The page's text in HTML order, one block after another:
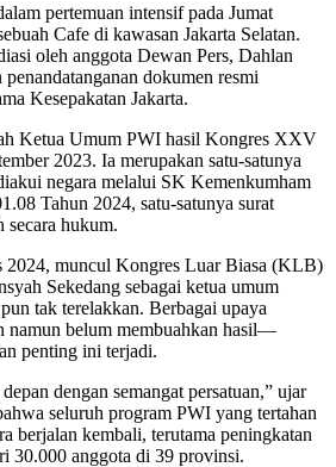
pertemuan intensif pada Jumat
Cafe di kawasan Jakarta Selatan.
oleh anggota Dewan Pers, Dahlan
dokumen resmi
Kesepakatan Jakarta.
Ketua Umum PWI hasil Kongres XXV
2023. Ia merupakan satu-satunya
negara melalui SK Kemenkumham
Tahun 2024, satu-satunya surat
secara hukum.
2024, muncul Kongres Luar Biasa (KLB)
Sekedang sebagai ketua umum
tak terelakkan. Berbagai upaya
namun belum membuahkan hasil—
penting ini terjadi.
dengan semangat persatuan,” ujar
seluruh program PWI yang tertahan
berjalan kembali, terutama peningkatan
30.000 anggota di 39 provinsi.